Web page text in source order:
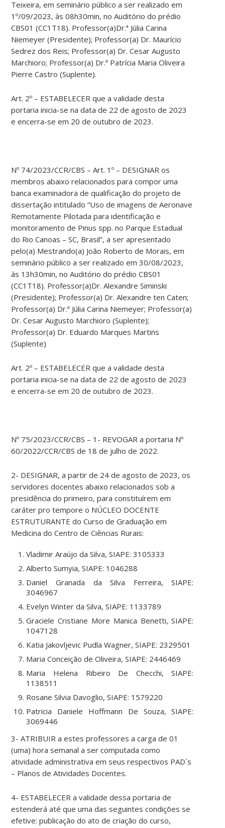
Teixeira, em seminário público a ser realizado em
1º/09/2023, às 08h30min, no Auditório do prédio
CBS01 (CC1T18). Professor(a)Dr.ª Júlia Carina
Niemeyer (Presidente); Professor(a) Dr. Maurício
Sedrez dos Reis; Professor(a) Dr. Cesar Augusto
Marchioro; Professor(a) Dr.ª Patrícia Maria Oliveira
Pierre Castro (Suplente).
Art. 2º – ESTABELECER que a validade desta
portaria inicia-se na data de 22 de agosto de 2023
e encerra-se em 20 de outubro de 2023.
Nº 74/2023/CCR/CBS – Art. 1º – DESIGNAR os
membros abaixo relacionados para compor uma
banca examinadora de qualificação do projeto de
dissertação intitulado “Uso de imagens de Aeronave
Remotamente Pilotada para identificação e
monitoramento de Pinus spp. no Parque Estadual
do Rio Canoas – SC, Brasil”, a ser apresentado
pelo(a) Mestrando(a) João Roberto de Morais, em
seminário público a ser realizado em 30/08/2023,
às 13h30min, no Auditório do prédio CBS01
(CC1T18). Professor(a)Dr. Alexandre Siminski
(Presidente); Professor(a) Dr. Alexandre ten Caten;
Professor(a) Dr.ª Júlia Carina Niemeyer; Professor(a)
Dr. Cesar Augusto Marchioro (Suplente);
Professor(a) Dr. Eduardo Marques Martins
(Suplente)
Art. 2º – ESTABELECER que a validade desta
portaria inicia-se na data de 22 de agosto de 2023
e encerra-se em 20 de outubro de 2023.
Nº 75/2023/CCR/CBS – 1- REVOGAR a portaria Nº
60/2022/CCR/CBS de 18 de julho de 2022.
2- DESIGNAR, a partir de 24 de agosto de 2023, os
servidores docentes abaixo relacionados sob a
presidência do primeiro, para constituírem em
caráter pro tempore o NÚCLEO DOCENTE
ESTRUTURANTE do Curso de Graduação em
Medicina do Centro de Ciências Rurais:
Vladimir Araújo da Silva, SIAPE: 3105333
Alberto Sumyia, SIAPE: 1046288
Daniel Granada da Silva Ferreira, SIAPE:
3046967
Evelyn Winter da Silva, SIAPE: 1133789
Graciele Cristiane More Manica Benetti, SIAPE:
1047128
Katia Jakovljevic Pudla Wagner, SIAPE: 2329501
Maria Conceição de Oliveira, SIAPE: 2446469
Maria Helena Ribeiro De Checchi, SIAPE:
1138511
Rosane Silvia Davoglio, SIAPE: 1579220
Patricia Daniele Hoffmann De Souza, SIAPE:
3069446
3- ATRIBUIR a estes professores a carga de 01
(uma) hora semanal a ser computada como
atividade administrativa em seus respectivos PAD´s
– Planos de Atividades Docentes.
4- ESTABELECER a validade dessa portaria de
estenderá até que uma das seguintes condições se
efetive: publicação do ato de criação do curso,